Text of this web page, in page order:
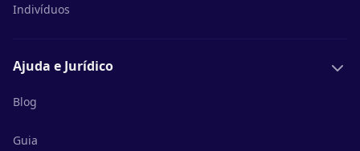
Indivíduos
Ajuda e Jurídico
Blog
Guia